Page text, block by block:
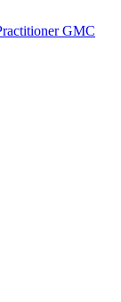
GMC